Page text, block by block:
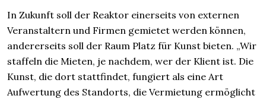
In Zukunft soll der Reaktor einerseits von externen
Veranstaltern und Firmen gemietet werden können,
andererseits soll der Raum Platz für Kunst bieten. „Wir
staffeln die Mieten, je nachdem, wer der Klient ist. Die
Kunst, die dort stattfindet, fungiert als eine Art
Aufwertung des Standorts, die Vermietung ermöglicht